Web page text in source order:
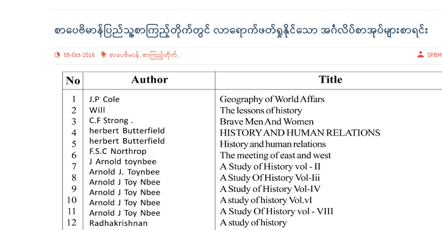
စာပေဗိမာန်ပြည်သူ့စာကြည့်တိုက်တွင် လာရောက်ဖတ်ရှုနိုင်သော အင်္ဂလိပ်စာအုပ်များစာရင်း
05-Oct-2016 စာပေဗိမာန်,စာကြည့်တိုက်, SPBM